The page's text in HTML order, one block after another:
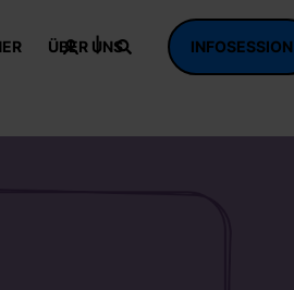
ÜBER UNS INFOSESSION